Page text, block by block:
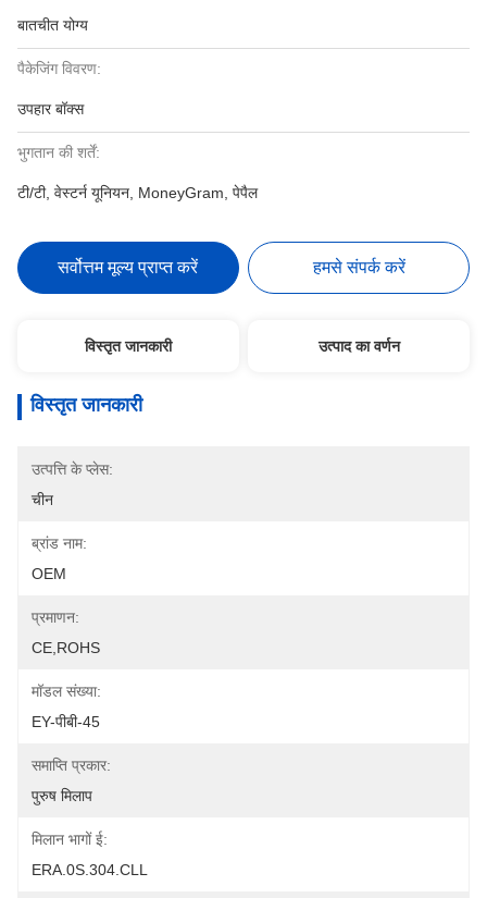
बातचीत योग्य
पैकेजिंग विवरण:
उपहार बॉक्स
भुगतान की शर्तें:
टी/टी, वेस्टर्न यूनियन, MoneyGram, पेपैल
सर्वोत्तम मूल्य प्राप्त करें हमसे संपर्क करें
विस्तृत जानकारी उत्पाद का वर्णन
विस्तृत जानकारी
उत्पत्ति के प्लेस:
चीन
ब्रांड नाम:
OEM
प्रमाणन:
CE,ROHS
मॉडल संख्या:
EY-पीबी-45
समाप्ति प्रकार:
पुरुष मिलाप
मिलान भागों ई:
ERA.0S.304.CLL